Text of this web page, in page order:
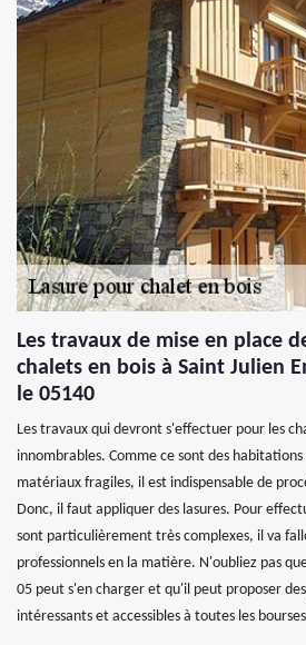
Les travaux de mise en place
chalets en bois à Saint Julien
le 05140
Les travaux qui devront s'effectuer pour les
innombrables. Comme ce sont des
matériaux fragiles, il est indispensable de
Donc, il faut appliquer des lasures. Pour
sont particulièrement très complexes, il va
professionnels en la matière. N'oubliez pas
05 peut s'en charger et qu'il peut proposer
intéressants et accessibles à toutes les